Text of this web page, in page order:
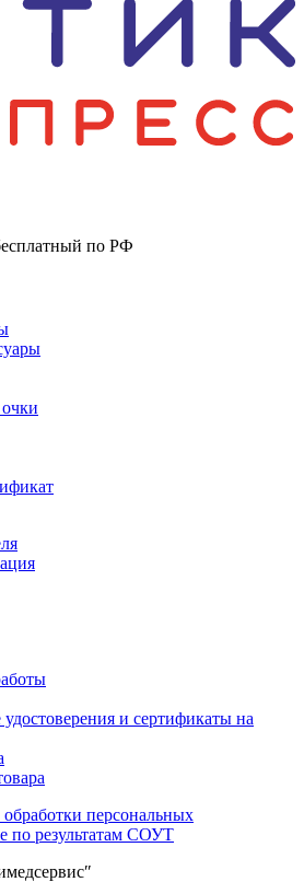
по РФ
и сертификаты на
персональных
по результатам СОУТ